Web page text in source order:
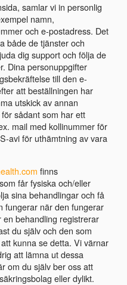
samlar vi in personlig
namn,
och e-postadress. Det
både de tjänster och
dig support och följa de
Dina personuppgifter
till den e-
att beställningen har
utskick av annan
sådant som har ett
mail med kollinummer för
avi för uthämtning av vara
finns
får fysiska och/eller
sina behandlingar och få
fungerar när den fungerar
behandling registrerar
du själv och den som
kunna se detta. Vi värnar
att lämna ut dessa
om du själv ber oss att
eller dylikt.